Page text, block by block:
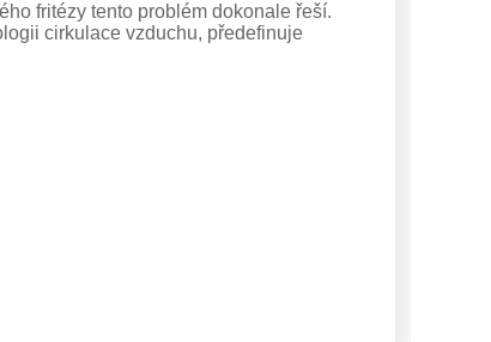
fritézy tento problém dokonale řeší.
cirkulace vzduchu, předefinuje